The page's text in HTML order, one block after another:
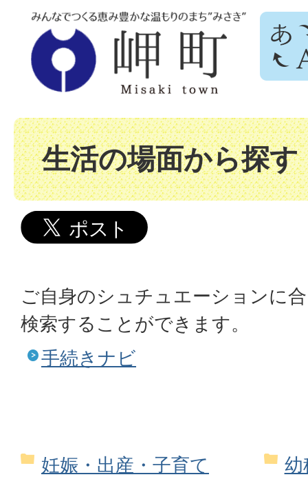
生活の場面から探す
ご自身のシュチュエーションに
検索することができます。
手続きナビ
妊娠・出産・子育て 幼